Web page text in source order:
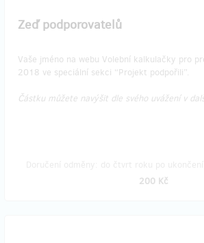
Zeď podporovatelů
Vaše jméno na webu Volební kalkulačky pro
2018 ve speciální sekci “Projekt podpořili”.
Částku můžete navýšit dle svého uvážení v
200 Kč